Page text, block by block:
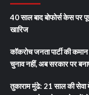
40 साल बाद बोफोर्स केस पर
खारिज
कॉकरोच जनता पार्टी की
चुनाव नहीं, अब सरकार पर
तुकाराम मुंढे: 21 साल की सेवा